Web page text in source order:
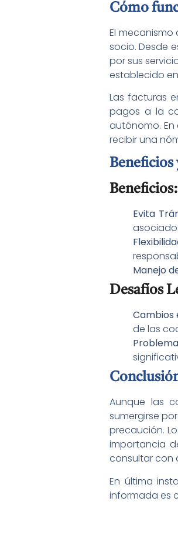
Cómo
El
socio. Desde
por sus
establecido
Las facturas
pagos a la
autónomo.
recibir una
Beneficios
Beneficios:
Evita
Manejo
Desafíos
Cambios
de las
Aunque las
sumergirse
precaución.
importancia
consultar con
En última
informada es